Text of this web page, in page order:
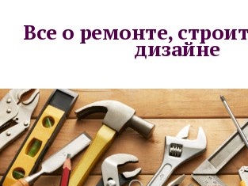
Все о ремонте,
дизайне